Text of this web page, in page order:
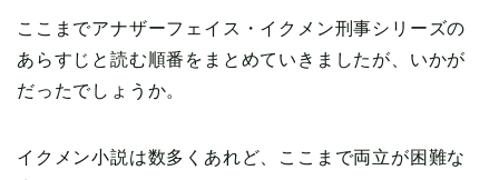
ここまでアナザーフェイス・イクメン刑事シリーズの
あらすじと読む順番をまとめていきましたが、いかが
だったでしょうか。
イクメン小説は数多くあれど、ここまで両立が困難な